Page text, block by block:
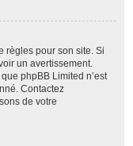
règles pour son site. Si
un avertissement.
phpBB Limited n’est
Contactez
de votre